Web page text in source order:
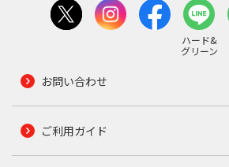
ハード&
グリーン
お問い合わせ
ご利用ガイド